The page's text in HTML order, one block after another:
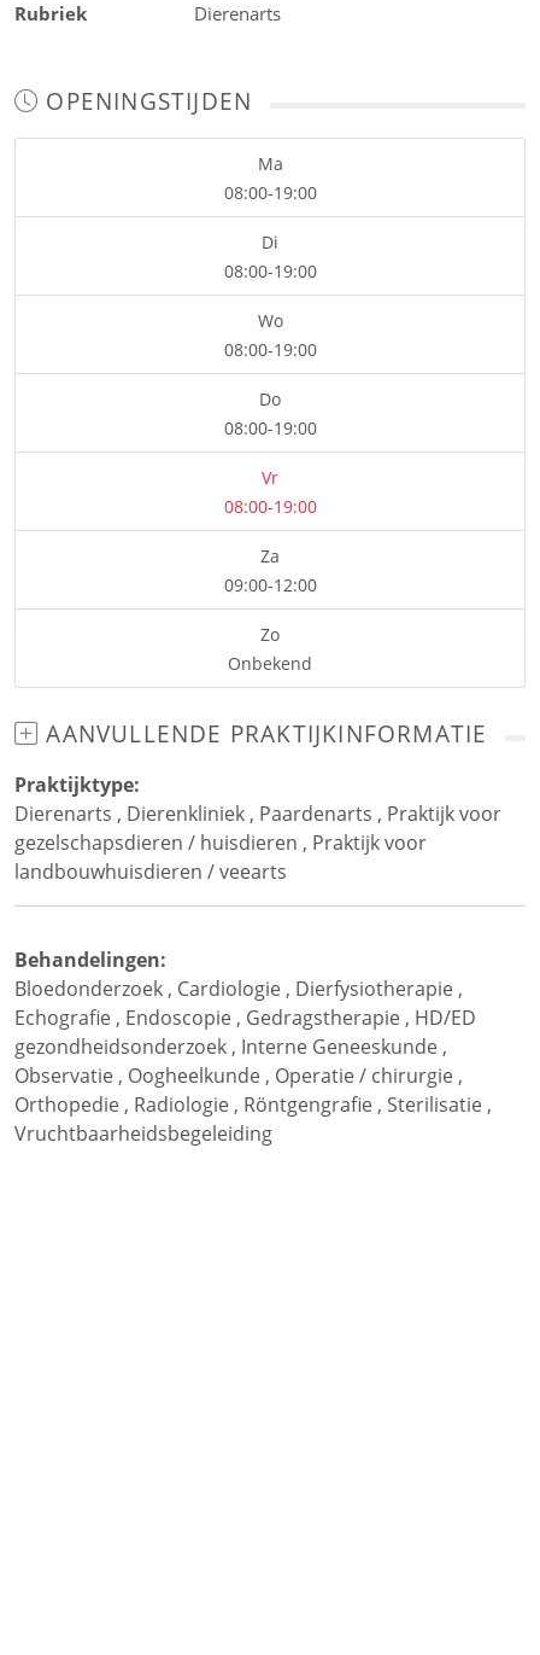
Rubriek
Dierenarts
OPENINGSTIJDEN
Ma
08:00-19:00
Di
08:00-19:00
Wo
08:00-19:00
Do
08:00-19:00
Vr
08:00-19:00
Za
09:00-12:00
Zo
Onbekend
AANVULLENDE PRAKTIJKINFORMATIE
Praktijktype:
Dierenarts , Dierenkliniek , Paardenarts , Praktijk voor
gezelschapsdieren / huisdieren , Praktijk voor
landbouwhuisdieren / veearts
Behandelingen:
Bloedonderzoek , Cardiologie , Dierfysiotherapie ,
Echografie , Endoscopie , Gedragstherapie , HD/ED
gezondheidsonderzoek , Interne Geneeskunde ,
Observatie , Oogheelkunde , Operatie / chirurgie ,
Orthopedie , Radiologie , Röntgengrafie , Sterilisatie ,
Vruchtbaarheidsbegeleiding